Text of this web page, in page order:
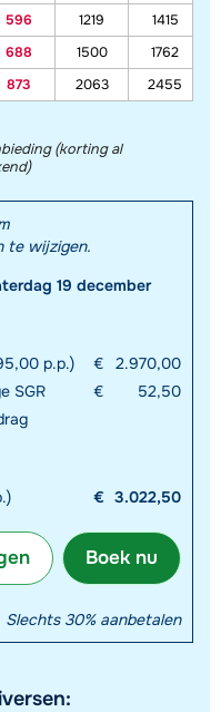
596 1219
1415
688
1500
1762
873
2063 2455
(korting al
te wijzigen.
19 december
p.p.) €
2.970,00
SGR €
52,50
€ 3.022,50
Boek nu
Slechts 30% aanbetalen